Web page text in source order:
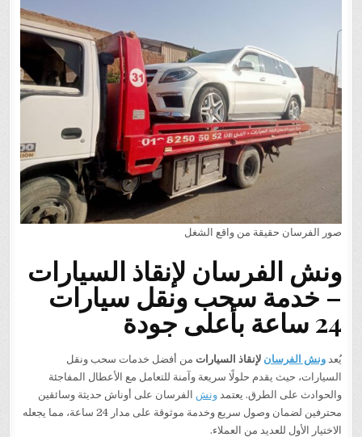
الفرسان
لانقاذ
السيارات
صور الفرسان حقيقة من واقع الشغل
ونش الفرسان لإنقاذ السيارات
– خدمة سحب ونقل سيارات
24 ساعة بأعلى جودة
يُعدونش الفرسان لإنقاذ السيارات من أفضل خدمات سحب ونقل
السيارات، حيث يقدم حلولًا سريعة وآمنة للتعامل مع الأعطال المفاجئة
والحوادث على الطرق. يعتمدونش الفرسان على أوناش حديثة وسائقين
محترفين لضمان وصول سريع وخدمة موثوقة على مدار 24 ساعة، مما يجعله
الاختيار الأول للعديد من العملاء.